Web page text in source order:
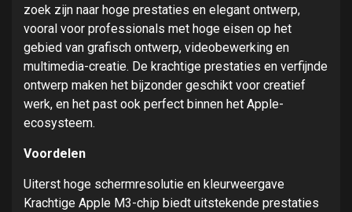
zoek zijn naar hoge prestaties en elegant ontwerp,
vooral voor professionals met hoge eisen op het
gebied van grafisch ontwerp, videobewerking en
multimedia-creatie. De krachtige prestaties en verfijnde
ontwerp maken het bijzonder geschikt voor creatief
werk, en het past ook perfect binnen het Apple-
ecosysteem.
Voordelen
Uiterst hoge schermresolutie en kleurweergave
Krachtige Apple M3-chip biedt uitstekende prestaties